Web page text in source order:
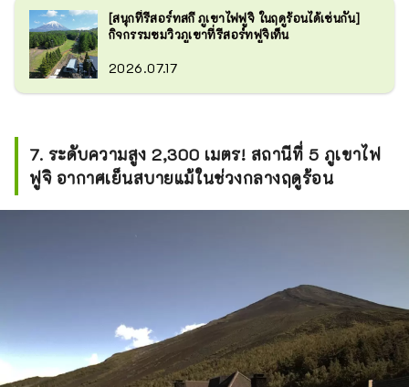
[สนุกที่รีสอร์ทสกี ภูเขาไฟฟูจิ ในฤดูร้อนได้เช่นกัน]
กิจกรรมชมวิวภูเขาที่รีสอร์ทฟูจิเท็น
2026.07.17
7. ระดับความสูง 2,300 เมตร! สถานีที่ 5 ภูเขาไฟ
ฟูจิ อากาศเย็นสบายแม้ในช่วงกลางฤดูร้อน